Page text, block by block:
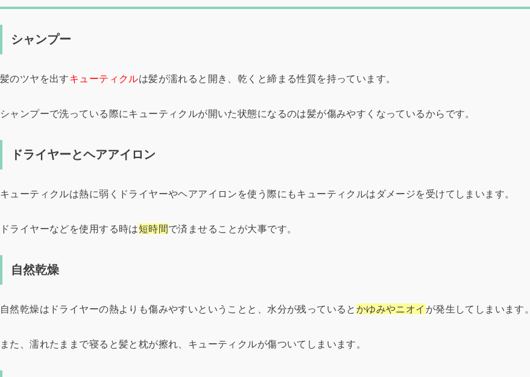
シャンプー
髪のツヤを出すキューティクルは髪が濡れると開き、乾くと締まる性質を持っています。
シャンプーで洗っている際にキューティクルが開いた状態になるのは髪が傷みやすくなっているからです。
ドライヤーとヘアアイロン
キューティクルは熱に弱くドライヤーやヘアアイロンを使う際にもキューティクルはダメージを受けてしまいます。
ドライヤーなどを使用する時は短時間で済ませることが大事です。
自然乾燥
自然乾燥はドライヤーの熱よりも傷みやすいということと、水分が残っていると かゆみやニオイ が発生してしまいます。
また、濡れたままで寝ると髪と枕が擦れ、キューティクルが傷ついてしまいます。